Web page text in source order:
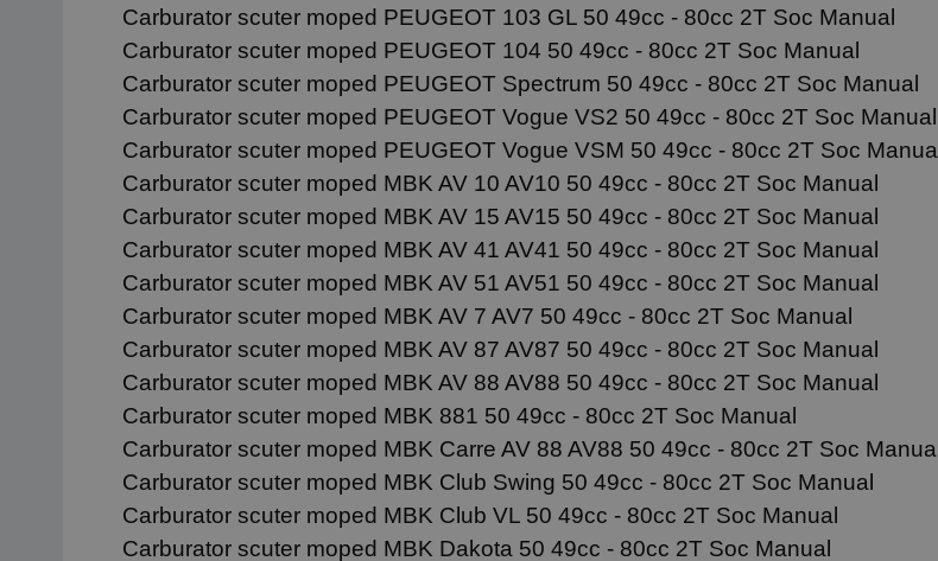
Carburator scuter moped PEUGEOT 103 GL 50 49cc - 80cc 2T Soc Manual
Carburator scuter moped PEUGEOT 104 50 49cc - 80cc 2T Soc Manual
Carburator scuter moped PEUGEOT Spectrum 50 49cc - 80cc 2T Soc Manual
Carburator scuter moped PEUGEOT Vogue VS2 50 49cc - 80cc 2T Soc Manual
Carburator scuter moped PEUGEOT Vogue VSM 50 49cc - 80cc 2T Soc Manual
Carburator scuter moped MBK AV 10 AV10 50 49cc - 80cc 2T Soc Manual
Carburator scuter moped MBK AV 15 AV15 50 49cc - 80cc 2T Soc Manual
Carburator scuter moped MBK AV 41 AV41 50 49cc - 80cc 2T Soc Manual
Carburator scuter moped MBK AV 51 AV51 50 49cc - 80cc 2T Soc Manual
Carburator scuter moped MBK AV 7 AV7 50 49cc - 80cc 2T Soc Manual
Carburator scuter moped MBK AV 87 AV87 50 49cc - 80cc 2T Soc Manual
Carburator scuter moped MBK AV 88 AV88 50 49cc - 80cc 2T Soc Manual
Carburator scuter moped MBK 881 50 49cc - 80cc 2T Soc Manual
Carburator scuter moped MBK Carre AV 88 AV88 50 49cc - 80cc 2T Soc Manual
Carburator scuter moped MBK Club Swing 50 49cc - 80cc 2T Soc Manual
Carburator scuter moped MBK Club VL 50 49cc - 80cc 2T Soc Manual
Carburator scuter moped MBK Dakota 50 49cc - 80cc 2T Soc Manual